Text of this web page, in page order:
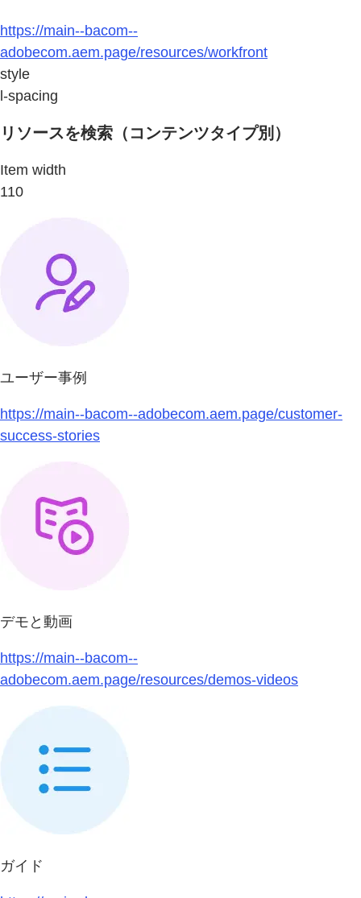
https://main--bacom--
adobecom.aem.page/resources/workfront
style
l-spacing
リソースを検索（コンテンツタイプ別）
Item width
110
ユーザー事例
https://main--bacom--adobecom.aem.page/customer-
success-stories
デモと動画
https://main--bacom--
adobecom.aem.page/resources/demos-videos
ガイド